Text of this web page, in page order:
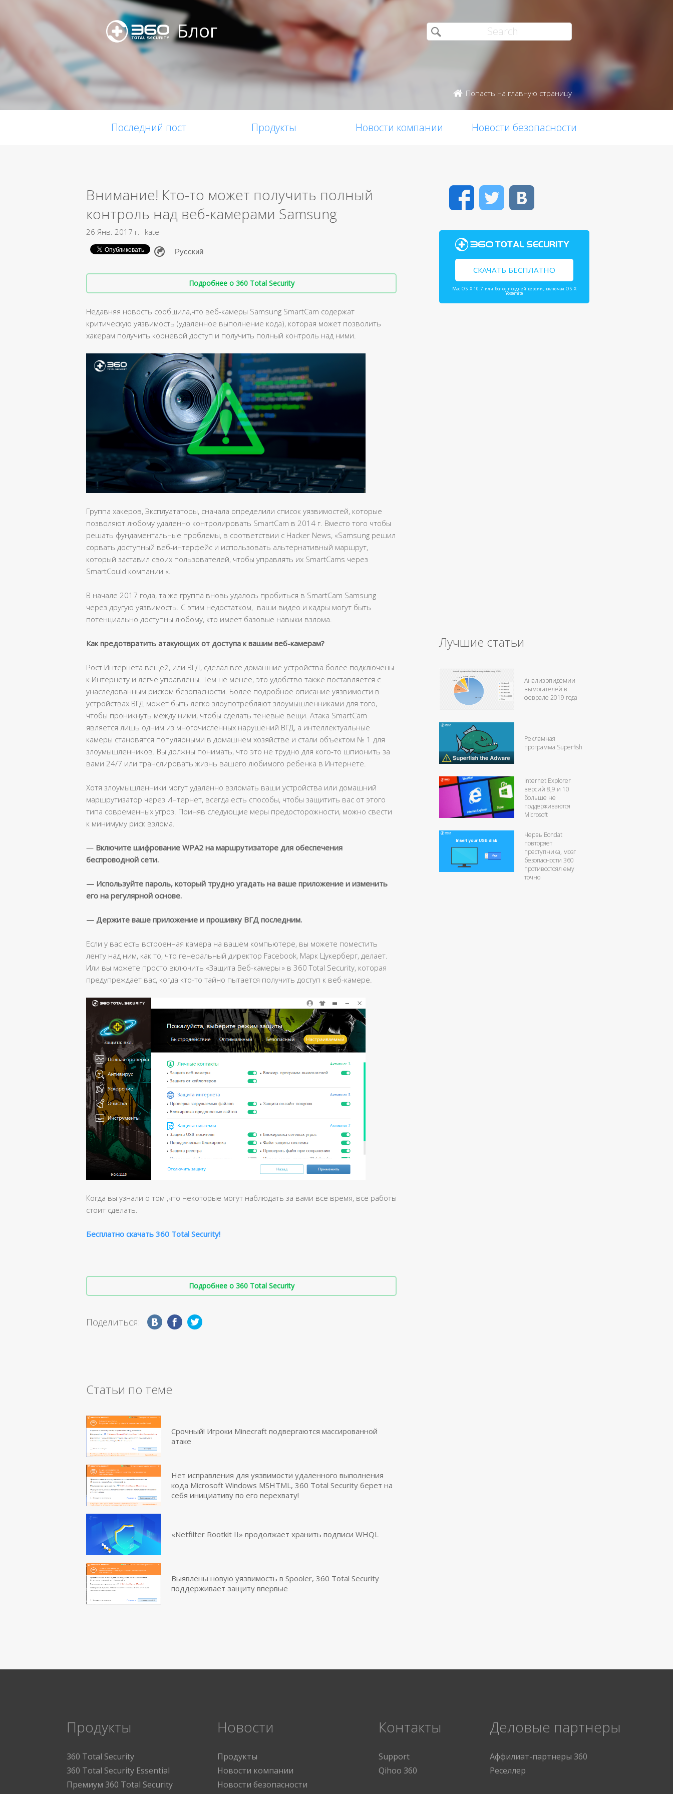
Блог
Попасть на главную страницу
Последний пост Продукты Новости компании Новости безопасности
Внимание! Кто-то может получить полный
контроль над веб-камерами Samsung
26 Янв. 2017 г. kate
Подробнее о 360 Total Security
Недавняя новость сообщила,что веб-камеры Samsung SmartCam содержат
критическую уязвимость (удаленное выполнение кода), которая может позволить
хакерам получить корневой доступ и получить полный контроль над ними.
Группа хакеров, Эксплуататоры, сначала определили список уязвимостей, которые
позволяют любому удаленно контролировать SmartCam в 2014 г. Вместо того чтобы
решать фундаментальные проблемы, в соответствии с Hacker News, «Samsung решил
сорвать доступный веб-интерфейс и использовать альтернативный маршрут,
который заставил своих пользователей, чтобы управлять их SmartCams через
SmartCould компании «.
В начале 2017 года, та же группа вновь удалось пробиться в SmartCam Samsung
через другую уязвимость. С этим недостатком, ваши видео и кадры могут быть
потенциально доступны любому, кто имеет базовые навыки взлома.
Как предотвратить атакующих от доступа к вашим веб-камерам?
Рост Интернета вещей, или ВГД, сделал все домашние устройства более подключены
к Интернету и легче управлены. Тем не менее, это удобство также поставляется с
унаследованным риском безопасности. Более подробное описание уязвимости в
устройствах ВГД может быть легко злоупотребляют злоумышленниками для того,
чтобы проникнуть между ними, чтобы сделать теневые вещи. Атака SmartCam
является лишь одним из многочисленных нарушений ВГД, а интеллектуальные
камеры становятся популярными в домашнем хозяйстве и стали объектом № 1 для
злоумышленников. Вы должны понимать, что это не трудно для кого-то шпионить за
вами 24/7 или транслировать жизнь вашего любимого ребенка в Интернете.
Хотя злоумышленники могут удаленно взломать ваши устройства или домашний
маршрутизатор через Интернет, всегда есть способы, чтобы защитить вас от этого
типа современных угроз. Приняв следующие меры предосторожности, можно свести
к минимуму риск взлома.
— Включите шифрование WPA2 на маршрутизаторе для обеспечения
беспроводной сети.
— Используйте пароль, который трудно угадать на ваше приложение и изменить
его на регулярной основе.
— Держите ваше приложение и прошивку ВГД последним.
Если у вас есть встроенная камера на вашем компьютере, вы можете поместить
ленту над ним, как то, что генеральный директор Facebook, Марк Цукерберг, делает.
Или вы можете просто включить «Защита Веб-камеры » в 360 Total Security, которая
предупреждает вас, когда кто-то тайно пытается получить доступ к веб-камере.
Когда вы узнали о том ,что некоторые могут наблюдать за вами все время, все работы
стоит сделать.
Бесплатно скачать 360 Total Security!
Подробнее о 360 Total Security
Поделиться:
Статьи по теме
Срочный! Игроки Minecraft подвергаются массированной
атаке
Нет исправления для уязвимости удаленного выполнения
кода Microsoft Windows MSHTML, 360 Total Security берет на
себя инициативу по его перехвату!
«Netfilter Rootkit II» продолжает хранить подписи WHQL
Выявлены новую уязвимость в Spooler, 360 Total Security
поддерживает защиту впервые
FacebookTwitter
СКАЧАТЬ БЕСПЛАТНО
Mac OS X 10.7 или более поздней версии, включая OS X
Yosemite
Лучшие статьи
Анализ эпидемии
вымогателей в
феврале 2019 года
Рекламная
программа Superfish
Internet Explorer
версий 8,9 и 10
больше не
поддерживаются
Microsoft
Червь Bondat
повторяет
преступника, мозг
безопасности 360
противостоял ему
точно
Продукты
360 Total Security
360 Total Security Essential
Премиум 360 Total Security
Новости
Продукты
Новости компании
Новости безопасности
Контакты
Support
Qihoo 360
Деловые партнеры
Аффилиат-партнеры 360
Реселлер